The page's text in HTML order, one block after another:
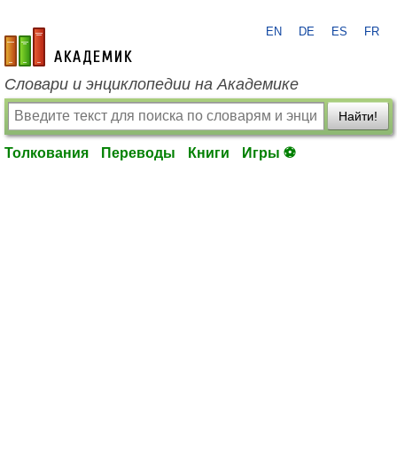
academic.ru
EN DE ES FR
Словари и энциклопедии на Академике
Найти!
Толкования Переводы Книги Игры ⚽